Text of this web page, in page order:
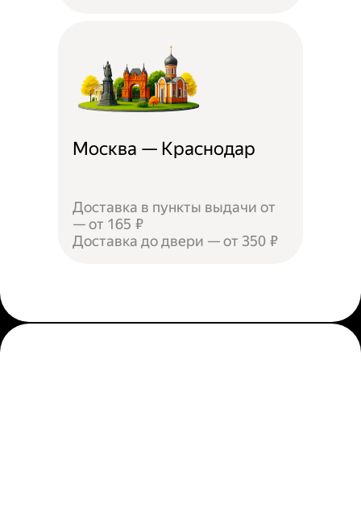
Москва — Краснодар
Доставка в пункты выдачи от
— от 165 ₽
Доставка до двери — от 350 ₽